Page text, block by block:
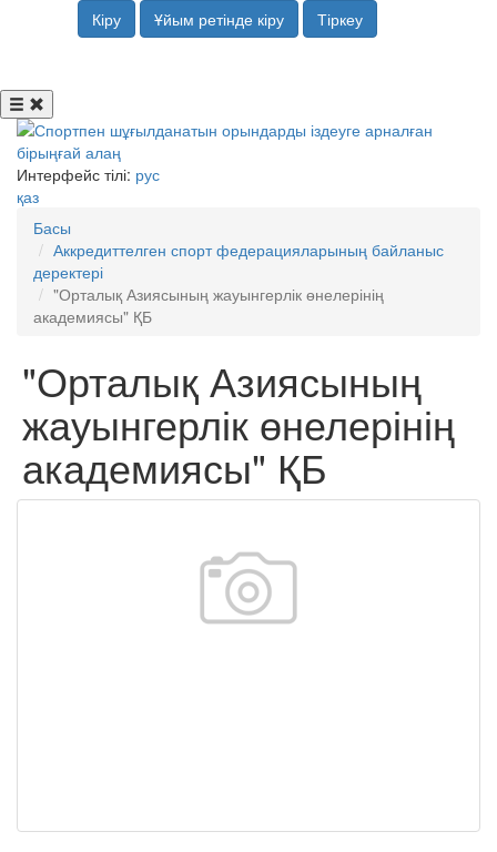
Кіру Ұйым ретінде кіру Тіркеу
Интерфейс тілі: рус
қаз
Басы
Аккредиттелген спорт федерацияларының байланыс
деректері
"Орталық Азиясының жауынгерлік өнелерінің
академиясы" ҚБ
"Орталық Азиясының
жауынгерлік өнелерінің
академиясы" ҚБ